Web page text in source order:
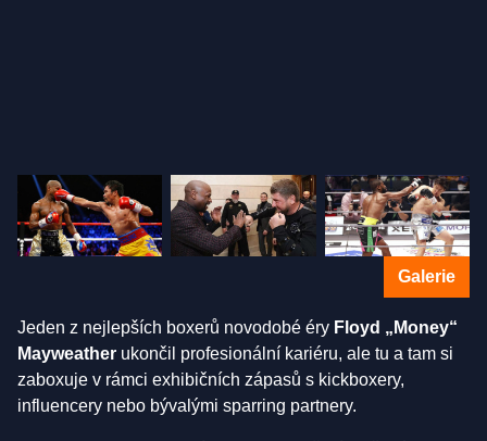
Galerie
Jeden z nejlepších boxerů novodobé éry Floyd „Money“
Mayweather ukončil profesionální kariéru, ale tu a tam si
zaboxuje v rámci exhibičních zápasů s kickboxery,
influencery nebo bývalými sparring partnery.